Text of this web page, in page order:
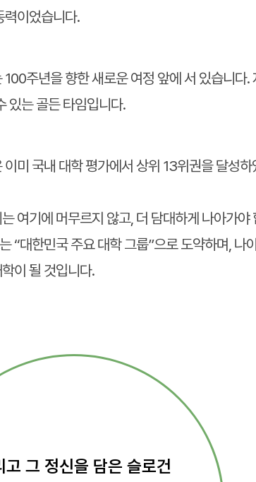
력이었습니다.
100주년을 향한 새로운 여정 앞에 서 있습니
있는 골든 타임입니다.
이미 국내 대학 평가에서 상위 13위권을 달성
여기에 머무르지 않고, 더 담대하게 나아가야
“대한민국 주요 대학 그룹”으로 도약하며,
이 될 것입니다.
고 그 정신을 담은 슬로건
2035